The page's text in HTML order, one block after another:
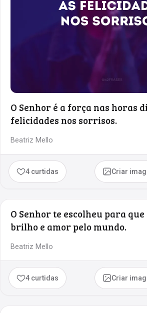
O Senhor é a força nas horas
felicidades nos sorrisos.
Beatriz Mello
4 curtidas Criar
O Senhor te escolheu para
brilho e amor pelo mundo.
Beatriz Mello
4 curtidas Criar